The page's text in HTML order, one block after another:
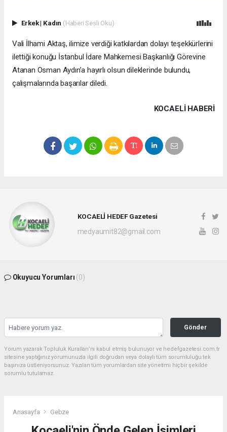
Erkek| Kadın (Haberi Sesli Oku)
Vali İlhami Aktaş, ilimize verdiği katkılardan dolayı teşekkürlerini
ilettiği konuğu İstanbul İdare Mahkemesi Başkanlığı Görevine
Atanan Osman Aydın’a hayırlı olsun dileklerinde bulundu,
çalışmalarında başarılar diledi.
KOCAELI HABERİ
KOCAELİ HEDEF Gazetesi
medyaumit82@gmail.com
Okuyucu Yorumları (0)
Gönder
Yorum yazarak Topluluk Kuralları’nı kabul etmiş bulunuyor ve hedefgazetesi.com.tr
sitesine yaptığınız yorumunuzla ilgili doğrudan veya dolaylı tüm sorumluluğu tek
başınıza üstleniyorsunuz. Yazılan tüm yorumlardan site yönetimi hiçbir şekilde
sorumlu tutulamaz.
Anasayfa Gebze